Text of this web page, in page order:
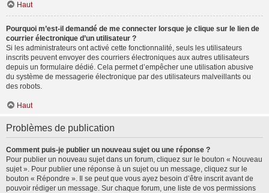
Haut
Pourquoi m’est-il demandé de me connecter lorsque je clique sur le lien de
courrier électronique d’un utilisateur ?
Si les administrateurs ont activé cette fonctionnalité, seuls les utilisateurs
inscrits peuvent envoyer des courriers électroniques aux autres utilisateurs
depuis un formulaire dédié. Cela permet d’empêcher une utilisation abusive
du système de messagerie électronique par des utilisateurs malveillants ou
des robots.
Haut
Problèmes de publication
Comment puis-je publier un nouveau sujet ou une réponse ?
Pour publier un nouveau sujet dans un forum, cliquez sur le bouton « Nouveau
sujet ». Pour publier une réponse à un sujet ou un message, cliquez sur le
bouton « Répondre ». Il se peut que vous ayez besoin d’être inscrit avant de
pouvoir rédiger un message. Sur chaque forum, une liste de vos permissions